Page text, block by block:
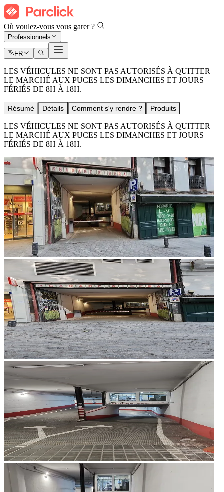
Où voulez-vous vous garer ?
Professionnels
FR
LES VÉHICULES NE SONT PAS AUTORISÉS À QUITTER
LE MARCHÉ AUX PUCES LES DIMANCHES ET JOURS
FÉRIÉS DE 8H À 18H.
Résumé Détails Comment s'y rendre ? Produits
LES VÉHICULES NE SONT PAS AUTORISÉS À QUITTER
LE MARCHÉ AUX PUCES LES DIMANCHES ET JOURS
FÉRIÉS DE 8H À 18H.